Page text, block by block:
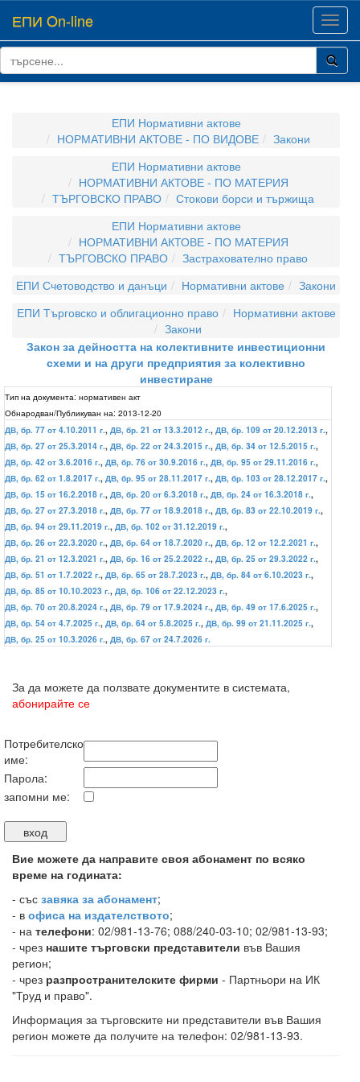
ЕПИ On-line
ЕПИ Нормативни актове
НОРМАТИВНИ АКТОВЕ - ПО ВИДОВЕ
Закони
ЕПИ Нормативни актове
НОРМАТИВНИ АКТОВЕ - ПО МАТЕРИЯ
ТЪРГОВСКО ПРАВО
Стокови борси и тържища
ЕПИ Нормативни актове
НОРМАТИВНИ АКТОВЕ - ПО МАТЕРИЯ
ТЪРГОВСКО ПРАВО
Застрахователно право
ЕПИ Счетоводство и данъци
Нормативни актове
Закони
ЕПИ Търговско и облигационно право
Нормативни актове
Закони
Закон за дейността на колективните инвестиционни
схеми и на други предприятия за колективно
инвестиране
Тип на документа: нормативен акт
Обнародван/Публикуван на: 2013-12-20
ДВ, бр. 77 от 4.10.2011 г., ДВ, бр. 21 от 13.3.2012 г., ДВ, бр. 109 от 20.12.2013 г.,
ДВ, бр. 27 от 25.3.2014 г., ДВ, бр. 22 от 24.3.2015 г., ДВ, бр. 34 от 12.5.2015 г.,
ДВ, бр. 42 от 3.6.2016 г., ДВ, бр. 76 от 30.9.2016 г., ДВ, бр. 95 от 29.11.2016 г.,
ДВ, бр. 62 от 1.8.2017 г., ДВ, бр. 95 от 28.11.2017 г., ДВ, бр. 103 от 28.12.2017 г.,
ДВ, бр. 15 от 16.2.2018 г., ДВ, бр. 20 от 6.3.2018 г., ДВ, бр. 24 от 16.3.2018 г.,
ДВ, бр. 27 от 27.3.2018 г., ДВ, бр. 77 от 18.9.2018 г., ДВ, бр. 83 от 22.10.2019 г.,
ДВ, бр. 94 от 29.11.2019 г., ДВ, бр. 102 от 31.12.2019 г.,
ДВ, бр. 26 от 22.3.2020 г., ДВ, бр. 64 от 18.7.2020 г., ДВ, бр. 12 от 12.2.2021 г.,
ДВ, бр. 21 от 12.3.2021 г., ДВ, бр. 16 от 25.2.2022 г., ДВ, бр. 25 от 29.3.2022 г.,
ДВ, бр. 51 от 1.7.2022 г., ДВ, бр. 65 от 28.7.2023 г., ДВ, бр. 84 от 6.10.2023 г.,
ДВ, бр. 85 от 10.10.2023 г., ДВ, бр. 106 от 22.12.2023 г.,
ДВ, бр. 70 от 20.8.2024 г., ДВ, бр. 79 от 17.9.2024 г., ДВ, бр. 49 от 17.6.2025 г.,
ДВ, бр. 54 от 4.7.2025 г., ДВ, бр. 64 от 5.8.2025 г., ДВ, бр. 99 от 21.11.2025 г.,
ДВ, бр. 25 от 10.3.2026 г., ДВ, бр. 67 от 24.7.2026 г.
За да можете да ползвате документите в системата,
абонирайте се
Потребителско
име:
Парола:
запомни ме:
Вие можете да направите своя абонамент по всяко
време на годината:
- със завяка за абонамент;
- в офиса на издателството;
- на телефони: 02/981-13-76; 088/240-03-10; 02/981-13-93;
- чрез нашите търговски представители във Вашия
регион;
- чрез разпространителските фирми - Партньори на ИК
"Труд и право".
Информация за търговските ни представители във Вашия
регион можете да получите на телефон: 02/981-13-93.